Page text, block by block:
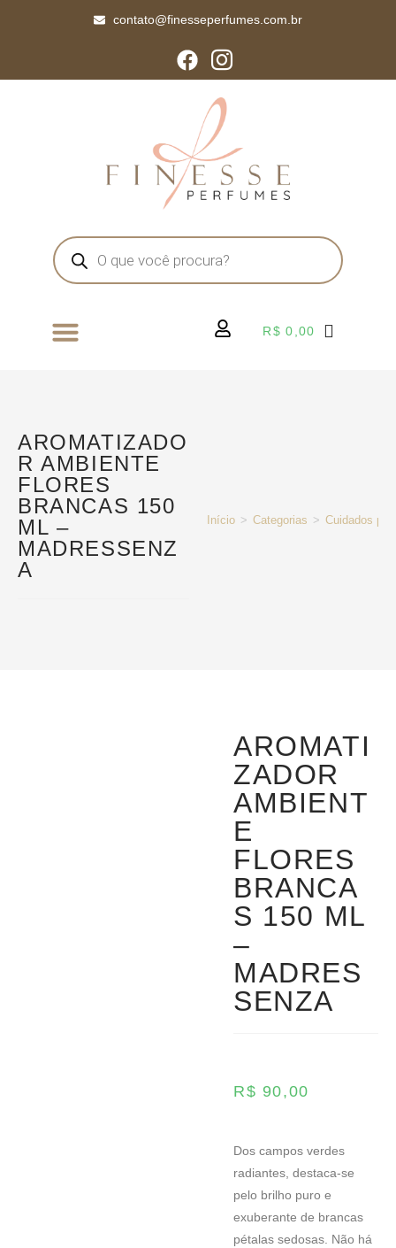
contato@finesseperfumes.com.br
R$ 0,00
AROMATIZADO
R AMBIENTE
FLORES
BRANCAS 150
ML –
MADRESSENZ
A
Início > Categorias > Cuidados
AROMATI
ZADOR
AMBIENT
E
FLORES
BRANCA
S 150 ML
–
MADRES
SENZA
R$ 90,00
Dos campos verdes
radiantes, destaca-se
pelo brilho puro e
exuberante de brancas
pétalas sedosas. Não há